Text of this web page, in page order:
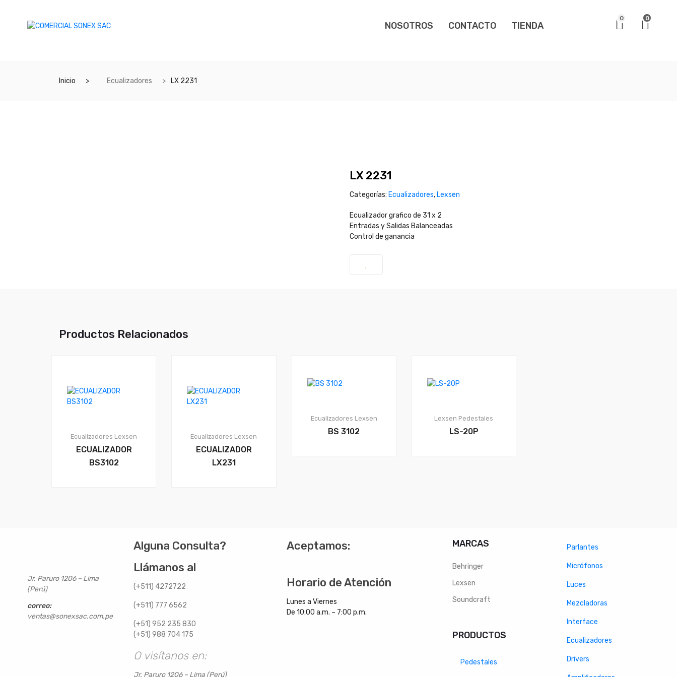
NOSOTROS CONTACTO TIENDA
0 0
Inicio Ecualizadores LX 2231
LX 2231
Categorías: Ecualizadores, Lexsen
Ecualizador grafico de 31 x 2
Entradas y Salidas Balanceadas
Control de ganancia
Productos Relacionados
Ecualizadores Lexsen
ECUALIZADOR
BS3102
Ecualizadores Lexsen
ECUALIZADOR
LX231
Ecualizadores Lexsen
BS 3102
Lexsen Pedestales
LS-20P
Jr. Paruro 1206 – Lima
(Perú)
correo:
ventas@sonexsac.com.pe
Alguna Consulta?
Llámanos al
(+511) 4272722
(+511) 777 6562
(+51) 952 235 830
(+51) 988 704 175
O visítanos en:
Jr. Paruro 1206 – Lima (Perú)
Aceptamos:
Horario de Atención
Lunes a Viernes
De 10:00 a.m. – 7:00 p.m.
MARCAS
Behringer
Lexsen
Soundcraft
PRODUCTOS
Pedestales
Parlantes
Micrófonos
Luces
Mezcladoras
Interface
Ecualizadores
Drivers